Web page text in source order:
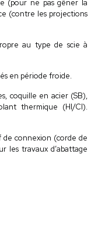
(pour ne pas gêner la
(contre les projections
au type de scie à
en période froide.
coquille en acier (SB),
thermique (HI/CI).
de connexion (corde de
les travaux d’abattage